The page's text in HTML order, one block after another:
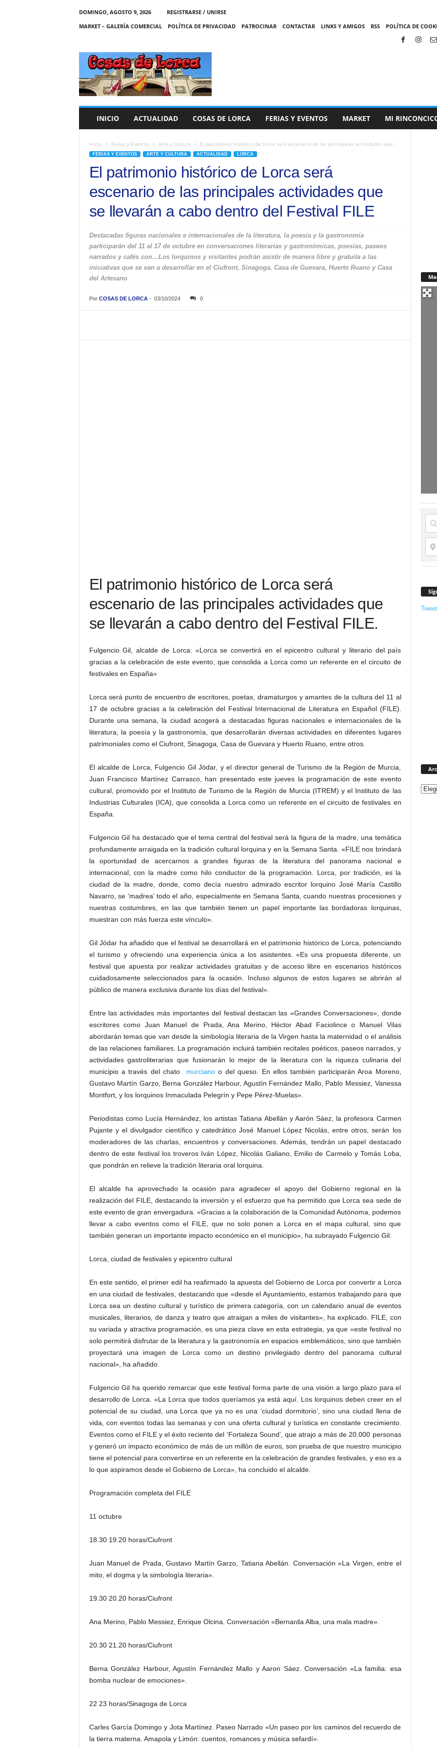
DOMINGO, AGOSTO 9, 2026
REGISTRARSE / UNIRSE
MARKET – GALERÍA COMERCIAL
POLÍTICA DE PRIVACIDAD PATROCINAR CONTACTAR LINKS Y AMIGOS RSS POLÍTICA DE
C
A
S
INICIO ACTUALIDAD COSAS DE LORCA FERIAS Y EVENTOS MARKET MI
Inicio Ferias y Eventos Arte y Cultura El patrimonio histórico de Lorca será escenario de las principales actividades que...
FERIAS Y EVENTOS ARTE Y CULTURA ACTUALIDAD LORCA
El patrimonio histórico de Lorca será
escenario de las principales actividades que
se llevarán a cabo dentro del Festival FILE
Destacadas figuras nacionales e internacionales de la literatura, la poesía y la gastronomía
participarán del 11 al 17 de octubre en conversaciones literarias y gastronómicas, poesías, paseos
narrados y cafés con…Los lorquinos y visitantes podrán asistir de manera libre y gratuita a las
iniciativas que se van a desarrollar en el Ciufront, Sinagoga, Casa de Guevara, Huerto Ruano y Casa
del Artesano
Por COSAS DE LORCA- 03/10/2024 0
El patrimonio histórico de Lorca será
escenario de las principales actividades que
se llevarán a cabo dentro del Festival FILE.
Fulgencio Gil, alcalde de Lorca: «Lorca se convertirá en el epicentro cultural y literario del país
gracias a la celebración de este evento, que consolida a Lorca como un referente en el circuito de
festivales en España»
Lorca será punto de encuentro de escritores, poetas, dramaturgos y amantes de la cultura del 11 al
17 de octubre gracias a la celebración del Festival Internacional de Literatura en Español (FILE).
Durante una semana, la ciudad acogerá a destacadas figuras nacionales e internacionales de la
literatura, la poesía y la gastronomía, que desarrollarán diversas actividades en diferentes lugares
patrimoniales como el Ciufront, Sinagoga, Casa de Guevara y Huerto Ruano, entre otros.
El alcalde de Lorca, Fulgencio Gil Jódar, y el director general de Turismo de la Región de Murcia,
Juan Francisco Martínez Carrasco, han presentado este jueves la programación de este evento
cultural, promovido por el Instituto de Turismo de la Región de Murcia (ITREM) y el Instituto de las
Industrias Culturales (ICA), que consolida a Lorca como un referente en el circuito de festivales en
España.
Fulgencio Gil ha destacado que el tema central del festival será la figura de la madre, una temática
profundamente arraigada en la tradición cultural lorquina y en la Semana Santa. «FILE nos brindará
la oportunidad de acercarnos a grandes figuras de la literatura del panorama nacional e
internacional, con la madre como hilo conductor de la programación. Lorca, por tradición, es la
ciudad de la madre, donde, como decía nuestro admirado escritor lorquino José María Castillo
Navarro, se ‘madrea’ todo el año, especialmente en Semana Santa, cuando nuestras procesiones y
nuestras costumbres, en las que también tienen un papel importante las bordadoras lorquinas,
muestran con más fuerza este vínculo».
Gil Jódar ha añadido que el festival se desarrollará en el patrimonio histórico de Lorca, potenciando
el turismo y ofreciendo una experiencia única a los asistentes. «Es una propuesta diferente, un
festival que apuesta por realizar actividades gratuitas y de acceso libre en escenarios históricos
cuidadosamente seleccionados para la ocasión. Incluso algunos de estos lugares se abrirán al
público de manera exclusiva durante los días del festival».
Entre las actividades más importantes del festival destacan las «Grandes Conversaciones», donde
escritores como Juan Manuel de Prada, Ana Merino, Héctor Abad Faciolince o Manuel Vilas
abordarán temas que van desde la simbología literaria de la Virgen hasta la maternidad o el análisis
de las relaciones familiares. La programación incluirá también recitales poéticos, paseos narrados, y
actividades gastroliterarias que fusionarán lo mejor de la literatura con la riqueza culinaria del
municipio a través del chato
murcianoo del queso. En ellos también participarán Aroa Moreno,
Gustavo Martín Garzo, Berna González Harbour, Agustín Fernández Mallo, Pablo Messiez, Vanessa
Montfort, y los lorquinos Inmaculada Pelegrín y Pepe Pérez-Muelas».
Periodistas como Lucía Hernández, los artistas Tatiana Abellán y Aarón Sáez, la profesora Carmen
Pujante y el divulgador científico y catedrático José Manuel López Nicolás, entre otros, serán los
moderadores de las charlas, encuentros y conversaciones. Además, tendrán un papel destacado
dentro de este festival los troveros Iván López, Nicolás Galiano, Emilio de Carmelo y Tomás Loba,
que pondrán en relieve la tradición literaria oral lorquina.
El alcalde ha aprovechado la ocasión para agradecer el apoyo del Gobierno regional en la
realización del FILE, destacando la inversión y el esfuerzo que ha permitido que Lorca sea sede de
este evento de gran envergadura. «Gracias a la colaboración de la Comunidad Autónoma, podemos
llevar a cabo eventos como el FILE, que no solo ponen a Lorca en el mapa cultural, sino que
también generan un importante impacto económico en el municipio», ha subrayado Fulgencio Gil.
Lorca, ciudad de festivales y epicentro cultural
En este sentido, el primer edil ha reafirmado la apuesta del Gobierno de Lorca por convertir a Lorca
en una ciudad de festivales, destacando que «desde el Ayuntamiento, estamos trabajando para que
Lorca sea un destino cultural y turístico de primera categoría, con un calendario anual de eventos
musicales, literarios, de danza y teatro que atraigan a miles de visitantes», ha explicado. FILE, con
su variada y atractiva programación, es una pieza clave en esta estrategia, ya que «este festival no
solo permitirá disfrutar de la literatura y la gastronomía en espacios emblemáticos, sino que también
proyectará una imagen de Lorca como un destino privilegiado dentro del panorama cultural
nacional», ha añadido.
Fulgencio Gil ha querido remarcar que este festival forma parte de una visión a largo plazo para el
desarrollo de Lorca. «La Lorca que todos queríamos ya está aquí. Los lorquinos deben creer en el
potencial de su ciudad, una Lorca que ya no es una ‘ciudad dormitorio’, sino una ciudad llena de
vida, con eventos todas las semanas y con una oferta cultural y turística en constante crecimiento.
Eventos como el FILE y el éxito reciente del ‘Fortaleza Sound’, que atrajo a más de 20.000 personas
y generó un impacto económico de más de un millón de euros, son prueba de que nuestro municipio
tiene el potencial para convertirse en un referente en la celebración de grandes festivales, y eso es a
lo que aspiramos desde el Gobierno de Lorca», ha concluido el alcalde.
Programación completa del FILE
11 octubre
18.30 19.20 horas/Ciufront
Juan Manuel de Prada, Gustavo Martín Garzo, Tatiana Abellán. Conversación «La Virgen, entre el
mito, el dogma y la simbología literaria».
19.30 20.20 horas/Ciufront
Ana Merino, Pablo Messiez, Enrique Olcina. Conversación «Bernarda Alba, una mala madre».
20.30 21.20 horas/Ciufront
Berna González Harbour, Agustín Fernández Mallo y Aaron Sáez. Conversación «La familia: esa
bomba nuclear de emociones».
22 23 horas/Sinagoga de Lorca
Carles García Domingo y Jota Martínez. Paseo Narrado «Un paseo por los caminos del recuerdo de
la tierra materna. Amapola y Limón: cuentos, romances y música sefardí».